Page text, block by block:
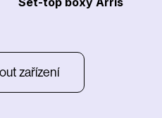
zařízení